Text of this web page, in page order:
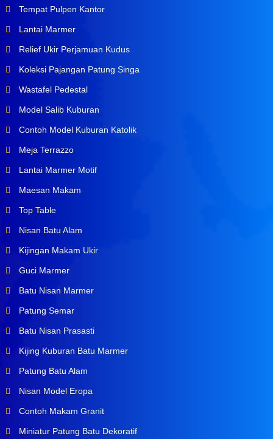
Tempat Pulpen Kantor
Lantai Marmer
Relief Ukir Perjamuan Kudus
Koleksi Pajangan Patung Singa
Wastafel Pedestal
Model Salib Kuburan
Contoh Model Kuburan Katolik
Meja Terrazzo
Lantai Marmer Motif
Maesan Makam
Top Table
Nisan Batu Alam
Kijingan Makam Ukir
Guci Marmer
Batu Nisan Marmer
Patung Semar
Batu Nisan Prasasti
Kijing Kuburan Batu Marmer
Patung Batu Alam
Nisan Model Eropa
Contoh Makam Granit
Miniatur Patung Batu Dekoratif